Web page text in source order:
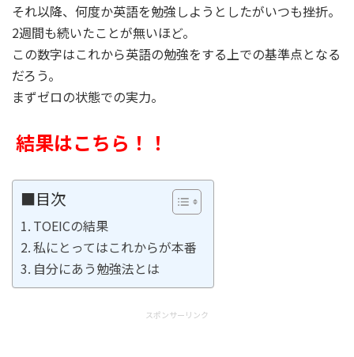
それ以降、何度か英語を勉強しようとしたがいつも挫折。
2週間も続いたことが無いほど。
この数字はこれから英語の勉強をする上での基準点となる
だろう。
まずゼロの状態での実力。
結果はこちら！！
■目次
TOEICの結果
私にとってはこれからが本番
自分にあう勉強法とは
スポンサーリンク